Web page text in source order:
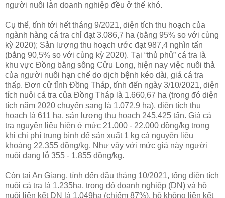
người nuôi lẫn doanh nghiệp đều ở thế khó.
Cụ thể, tính tới hết tháng 9/2021, diện tích thu hoạch của
ngành hàng cá tra chỉ đạt 3.086,7 ha (bằng 95% so với cùng
kỳ 2020); Sản lượng thu hoạch ước đạt 987,4 nghìn tấn
(bằng 90,5% so với cùng kỳ 2020). Tại “thủ phủ” cá tra là
khu vực Đồng bằng sông Cửu Long, hiện nay việc nuôi thả
của người nuôi hạn chế do dịch bệnh kéo dài, giá cá tra
thấp. Đơn cử tỉnh Đồng Tháp, tính đến ngày 3/10/2021, diện
tích nuôi cá tra của Đồng Tháp là 1.660,67 ha (trong đó diện
tích năm 2020 chuyển sang là 1.072,9 ha), diện tích thu
hoạch là 611 ha, sản lượng thu hoạch 245.425 tấn. Giá cá
tra nguyên liệu hiện ở mức 21.000 - 22.000 đồng/kg trong
khi chi phí trung bình để sản xuất 1 kg cá nguyên liệu
khoảng 22.355 đồng/kg. Như vậy với mức giá này người
nuôi đang lỗ 355 - 1.855 đồng/kg.
Còn tại An Giang, tính đến đầu tháng 10/2021, tổng diện tích
nuôi cá tra là 1.235ha, trong đó doanh nghiệp (DN) và hộ
nuôi liên kết DN là 1.049ha (chiếm 87%), hộ không liên kết